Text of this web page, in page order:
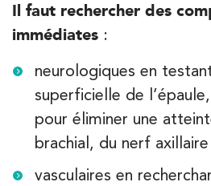
Il faut rechercher des
immédiates :
neurologiques en
superficielle de
pour éliminer une
brachial, du nerf
vasculaires en
IK Paris 15 – Ségur
12 Rue César Franck
12 Rue César Franck
01 43 31 00 33
PRENEZ RDV SUR
Kinésithérapie